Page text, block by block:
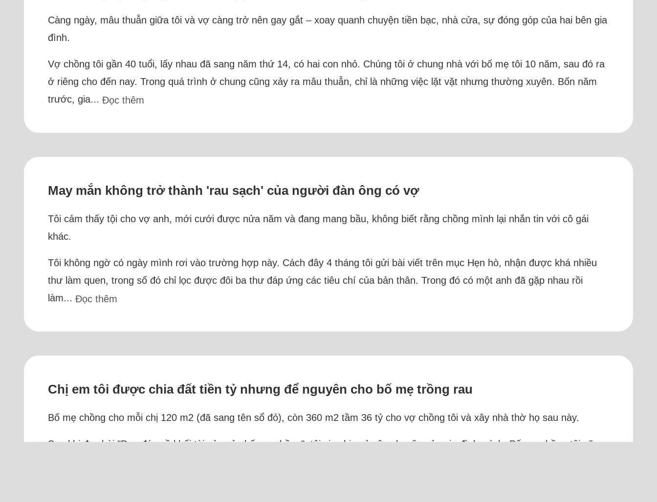
Càng ngày, mâu thuẫn giữa tôi và vợ càng trở nên gay gắt – xoay quanh chuyện tiền bạc, nhà cửa, sự đóng góp của hai bên gia
đình.
Vợ chồng tôi gần 40 tuổi, lấy nhau đã sang năm thứ 14, có hai con nhỏ. Chúng tôi ở chung nhà với bố mẹ tôi 10 năm, sau đó ra
ở riêng cho đến nay. Trong quá trình ở chung cũng xảy ra mâu thuẫn, chỉ là những việc lặt vặt nhưng thường xuyên. Bốn năm
trước, gia...Đọc thêm
May mắn không trở thành 'rau sạch' của người đàn ông có vợ
Tôi cảm thấy tội cho vợ anh, mới cưới được nửa năm và đang mang bầu, không biết rằng chồng mình lại nhắn tin với cô gái
khác.
Tôi không ngờ có ngày mình rơi vào trường hợp này. Cách đây 4 tháng tôi gửi bài viết trên mục Hẹn hò, nhận được khá nhiều
thư làm quen, trong số đó chỉ lọc được đôi ba thư đáp ứng các tiêu chí của bản thân. Trong đó có một anh đã gặp nhau rồi
làm...Đọc thêm
Chị em tôi được chia đất tiền tỷ nhưng để nguyên cho bố mẹ trồng rau
Bố mẹ chồng cho mỗi chị 120 m2 (đã sang tên sổ đỏ), còn 360 m2 tầm 36 tỷ cho vợ chồng tôi và xây nhà thờ họ sau này.
Sau khi đọc bài "Đau đáu về khối tài sản của bố mẹ chồng", tôi xin chia sẻ câu chuyện của gia đình mình. Bố mẹ chồng tôi cũng